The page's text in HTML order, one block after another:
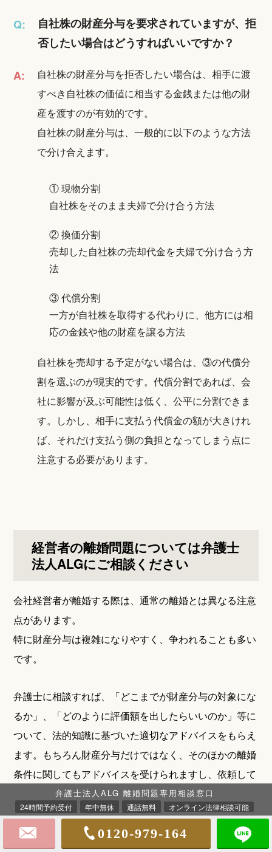
Q:
自社株の財産分与を要求されていますが、拒
否したい場合はどうすればいいですか？
A:
自社株の財産分与を拒否したい場合は、相手に渡
すべき自社株の価値に相当する金銭または他の財
産を渡すのが有効的です。
自社株の財産分与は、一般的に以下のような方法
で分け合えます。
① 現物分割
自社株をそのまま夫婦で分け合う方法
② 換価分割
売却した自社株の売却代金を夫婦で分け合う方
法
③ 代償分割
一方が自社株を取得する代わりに、他方には相
応の金銭や他の財産を譲る方法
自社株を売却する予定がない場合は、③の代償分
割を選ぶのが現実的です。代償分割であれば、会
社に影響が及ぶ可能性は低く、公平に分割できま
す。しかし、相手に支払う代償金の額が大きけれ
ば、それだけ支払う側の負担となってしまう点に
注意する必要があります。
経営者の離婚問題については弁護士
法人ALGにご相談ください
会社経営者が離婚する際は、通常の離婚とは異なる注意
点があります。
特に財産分与は複雑になりやすく、争われることも多い
です。
弁護士に相談すれば、「どこまでが財産分与の対象にな
るか」、「どのように評価額を出したらいいのか」等に
ついて、法的知識に基づいた適切なアドバイスをもらえ
ます。もちろん財産分与だけではなく、そのほかの離婚
条件に関してもアドバイスを受けられますし、依頼して
相手との交渉を代わりに行ってもらうことなども可能で
す。
弁護士法人ALG 離婚問題専用相談窓口
24時間予約受付 年中無休 通話無料 オンライン法律相談可能
0120-979-164